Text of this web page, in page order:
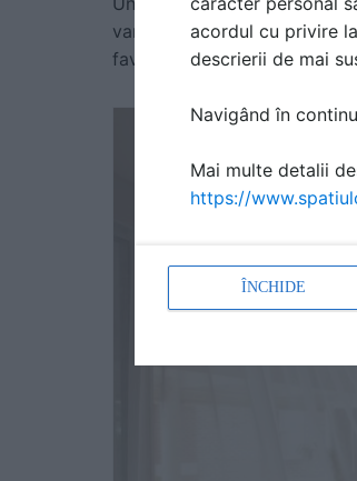
variantă de mijloc sau
favorit. O piesă deosebită
acordul cu privire
descrierii de mai
Navigând în
Mai multe detalii
https://
ÎNCHIDE